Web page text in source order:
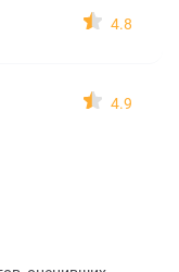
4.8
4.9